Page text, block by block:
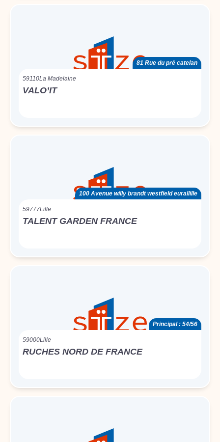
81 Rue du pré catelan
59110La Madelaine
VALO’IT
100 Avenue willy brandt westfield eurallille
59777Lille
TALENT GARDEN FRANCE
Principal : 54/56
59000Lille
RUCHES NORD DE FRANCE